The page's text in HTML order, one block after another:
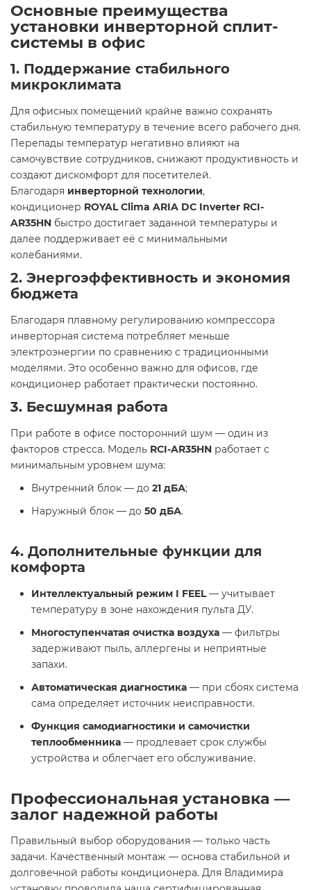
Основные преимущества
установки инверторной сплит-
системы в офис
1. Поддержание стабильного
микроклимата
Для офисных помещений крайне важно сохранять
стабильную температуру в течение всего рабочего дня.
Перепады температур негативно влияют на
самочувствие сотрудников, снижают продуктивность и
создают дискомфорт для посетителей.
Благодаря инверторной технологии,
кондиционер ROYAL Clima ARIA DC Inverter RCI-
AR35HN быстро достигает заданной температуры и
далее поддерживает её с минимальными
колебаниями.
2. Энергоэффективность и экономия
бюджета
Благодаря плавному регулированию компрессора
инверторная система потребляет меньше
электроэнергии по сравнению с традиционными
моделями. Это особенно важно для офисов, где
кондиционер работает практически постоянно.
3. Бесшумная работа
При работе в офисе посторонний шум — один из
факторов стресса. Модель RCI-AR35HN работает с
минимальным уровнем шума:
Внутренний блок — до 21 дБА;
Наружный блок — до 50 дБА.
4. Дополнительные функции для
комфорта
Интеллектуальный режим I FEEL— учитывает
температуру в зоне нахождения пульта ДУ.
Многоступенчатая очистка воздуха — фильтры
задерживают пыль, аллергены и неприятные
запахи.
Автоматическая диагностика — при сбоях система
сама определяет источник неисправности.
Функция самодиагностики и самочистки
теплообменника — продлевает срок службы
устройства и облегчает его обслуживание.
Профессиональная установка —
залог надежной работы
Правильный выбор оборудования — только часть
задачи. Качественный монтаж — основа стабильной и
долговечной работы кондиционера. Для Владимира